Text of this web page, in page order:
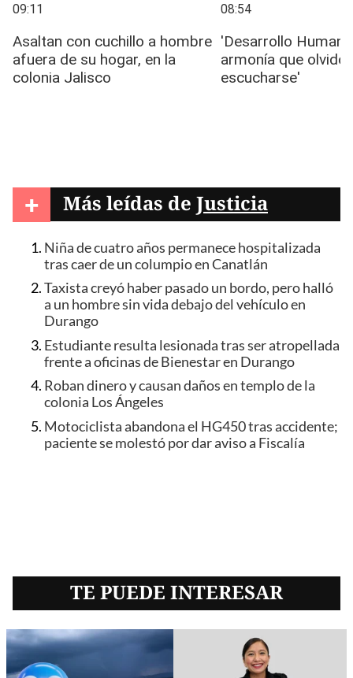
+ Más leídas de Justicia
Niña de cuatro años permanece hospitalizada
tras caer de un columpio en Canatlán
Taxista creyó haber pasado un bordo, pero halló
a un hombre sin vida debajo del vehículo en
Durango
Estudiante resulta lesionada tras ser atropellada
frente a oficinas de Bienestar en Durango
Roban dinero y causan daños en templo de la
colonia Los Ángeles
Motociclista abandona el HG450 tras accidente;
paciente se molestó por dar aviso a Fiscalía
TE PUEDE INTERESAR